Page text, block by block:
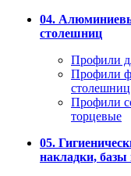
04.
столешниц
Профили
Профили
столешниц
Профили
торцевые
05.
накладки, базы